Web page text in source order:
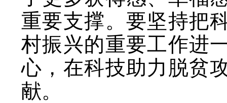
重要支撑。要坚持把
村振兴的重要工作进
心，在科技助力脱贫
献。